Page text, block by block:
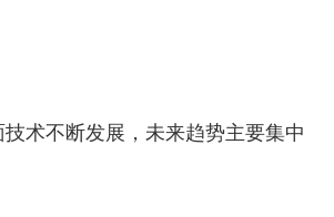
技术不断发展，未来趋势主要集中